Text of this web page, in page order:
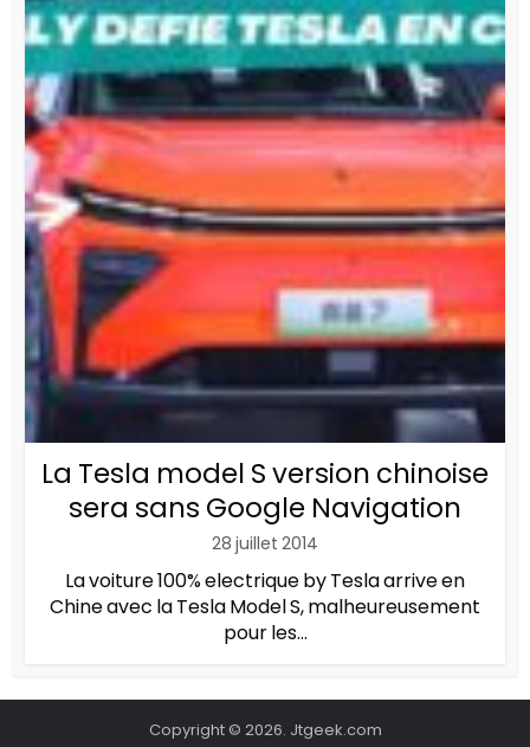
La Tesla model S version chinoise
sera sans Google Navigation
28 juillet 2014
La voiture 100% electrique by Tesla arrive en
Chine avec la Tesla Model S, malheureusement
pour les...
Copyright © 2026. Jtgeek.com